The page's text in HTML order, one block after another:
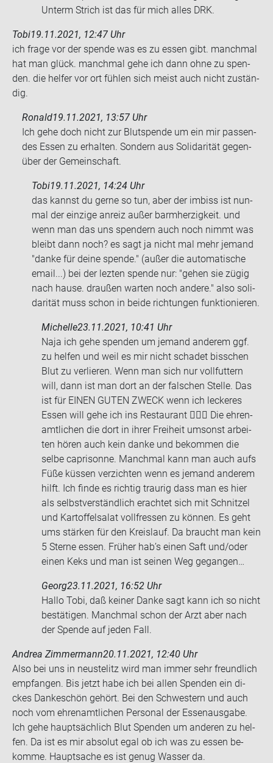
Un­term Strich ist das für mich alles DRK.
Tobi19.11.2021, 12:47 Uhr
ich frage vor der spen­de was es zu essen gibt. manch­mal
hat man glück. manch­mal gehe ich dann ohne zu spen­
den. die hel­fer vor ort füh­len sich meist auch nicht zu­stän­
dig.
Ronald19.11.2021, 13:57 Uhr
Ich gehe doch nicht zur Blut­spen­de um ein mir pas­sen­
des Essen zu er­hal­ten. Son­dern aus So­li­da­ri­tät ge­gen­
über der Ge­mein­schaft.
Tobi19.11.2021, 14:24 Uhr
das kannst du gerne so tun, aber der im­biss ist nun­
mal der ein­zi­ge an­reiz außer barm­her­zig­keit. und
wenn man das uns spen­dern auch noch nimmt was
bleibt dann noch? es sagt ja nicht mal mehr je­mand
"danke für deine spen­de." (außer die au­to­ma­ti­sche
email...) bei der lez­ten spen­de nur: "gehen sie zügig
nach hause. drau­ßen war­ten noch an­de­re." also so­li­
da­ri­tät muss schon in beide rich­tun­gen funk­tio­nie­ren.
Michelle23.11.2021, 10:41 Uhr
Naja ich gehe spen­den um je­mand an­de­rem ggf.
zu hel­fen und weil es mir nicht scha­det biss­chen
Blut zu ver­lie­ren. Wenn man sich nur voll­fut­tern
will, dann ist man dort an der fal­schen Stel­le. Das
ist für EINEN GUTEN ZWECK wenn ich le­cke­res
Essen will gehe ich ins Re­stau­rant 🤦🏻‍♀️ Die eh­ren­
amt­li­chen die dort in ihrer Frei­heit um­sonst ar­bei­
ten hören auch kein danke und be­kom­men die
selbe ca­pri­son­ne. Manch­mal kann man auch aufs
Füße küs­sen ver­zich­ten wenn es je­mand an­de­rem
hilft. Ich finde es rich­tig trau­rig dass man es hier
als selbst­ver­ständ­lich er­ach­tet sich mit Schnit­zel
und Kar­tof­fel­sa­lat voll­fres­sen zu kön­nen. Es geht
ums stär­ken für den Kreis­lauf. Da braucht man kein
5 Ster­ne essen. Frü­her hab’s einen Saft und/oder
einen Keks und man ist sei­nen Weg ge­gan­gen…
Georg23.11.2021, 16:52 Uhr
Hallo Tobi, daß kei­ner Danke sagt kann ich so nicht
be­stä­ti­gen. Manch­mal schon der Arzt aber nach
der Spen­de auf jeden Fall.
Andrea Zimmermann20.11.2021, 12:40 Uhr
Also bei uns in neu­stelitz wird man immer sehr freund­lich
emp­fan­gen. Bis jetzt habe ich bei allen Spen­den ein di­
ckes Dan­ke­schön ge­hört. Bei den Schwes­tern und auch
noch vom eh­ren­amt­li­chen Per­so­nal der Es­sen­aus­ga­be.
Ich gehe haupt­säch­lich Blut Spen­den um an­de­ren zu hel­
fen. Da ist es mir ab­so­lut egal ob ich was zu essen be­
kom­me. Haupt­sa­che es ist genug Was­ser da.